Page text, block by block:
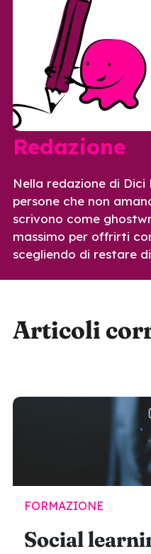
Redazione
Nella redazione di Dici
persone che non
scrivono come
massimo per offrirti
scegliendo di restare
Articoli
FORMAZIONE
Social